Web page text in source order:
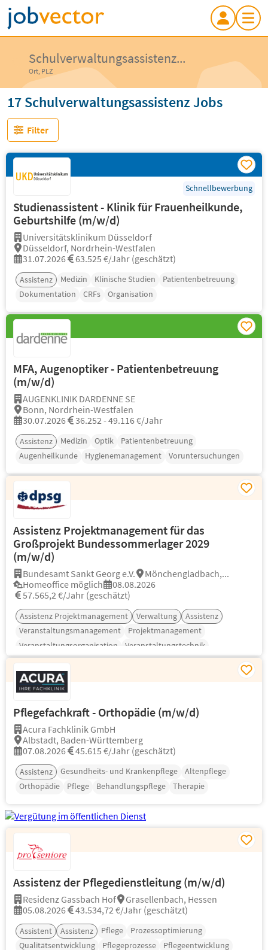
Schulverwaltungsassistenz...
Ort, PLZ
17 Schulverwaltungsassistenz Jobs
Filter
Schnellbewerbung
Studienassistent - Klinik für Frauenheilkunde,
Geburtshilfe (m/w/d)
Universitätsklinikum Düsseldorf
Düsseldorf, Nordrhein-Westfalen
31.07.2026
63.525 €/Jahr (geschätzt)
Assistenz Medizin Klinische Studien
Patientenbetreuung
Dokumentation
CRFs Organisation
MFA, Augenoptiker - Patientenbetreuung
(m/w/d)
AUGENKLINIK DARDENNE SE
Bonn, Nordrhein-Westfalen
30.07.2026
36.252 - 49.116 €/Jahr
Assistenz Medizin Optik
Patientenbetreuung
Augenheilkunde
Hygienemanagement Voruntersuchungen
Assistenz Projektmanagement für das
Großprojekt Bundessommerlager 2029
(m/w/d)
Bundesamt Sankt Georg e.V.
Mönchengladbach,...
Homeoffice möglich
08.08.2026
57.565,2 €/Jahr (geschätzt)
Assistenz Projektmanagement Verwaltung
Assistenz
Veranstaltungsmanagement
Projektmanagement
Veranstaltungsorganisation
Veranstaltungstechnik
Pflegefachkraft - Orthopädie (m/w/d)
Acura Fachklinik GmbH
Albstadt, Baden-Württemberg
07.08.2026
45.615 €/Jahr (geschätzt)
Assistenz Gesundheits- und Krankenpflege
Altenpflege
Orthopädie
Pflege Behandlungspflege Therapie
Assistenz der Pflegedienstleitung (m/w/d)
Residenz Gassbach Hof
Grasellenbach, Hessen
05.08.2026
43.534,72 €/Jahr (geschätzt)
Assistent Assistenz Pflege
Prozessoptimierung
Qualitätsentwicklung
Pflegeprozesse Pflegeentwicklung